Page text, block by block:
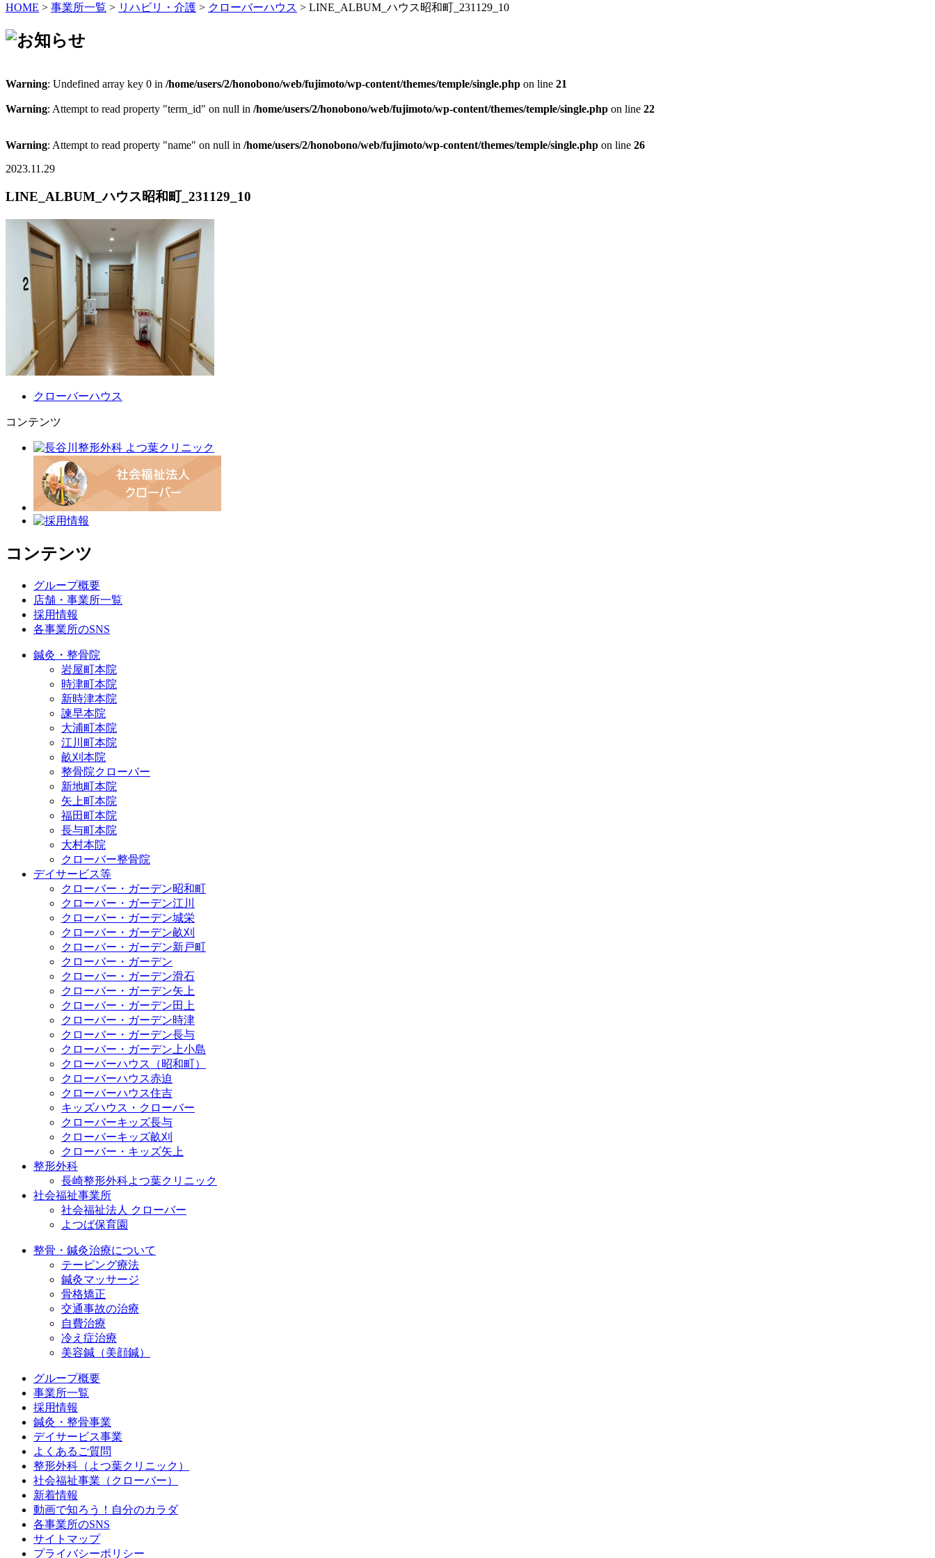
HOME > 事業所一覧 > リハビリ・介護 > クローバーハウス > LINE_ALBUM_ハウス昭和町_231129_10
Warning: Undefined array key 0 in /home/users/2/honobono/web/fujimoto/wp-content/themes/temple/single.php on line 21
Warning: Attempt to read property "term_id" on null in /home/users/2/honobono/web/fujimoto/wp-content/themes/temple/single.php on line 22
Warning: Attempt to read property "name" on null in /home/users/2/honobono/web/fujimoto/wp-content/themes/temple/single.php on line 26
2023.11.29
LINE_ALBUM_ハウス昭和町_231129_10
クローバーハウス
コンテンツ
コンテンツ
グループ概要
店舗・事業所一覧
採用情報
各事業所のSNS
鍼灸・整骨院
岩屋町本院
時津町本院
新時津本院
諫早本院
大浦町本院
江川町本院
畝刈本院
整骨院クローバー
新地町本院
矢上町本院
福田町本院
長与町本院
大村本院
クローバー整骨院
デイサービス等
クローバー・ガーデン昭和町
クローバー・ガーデン江川
クローバー・ガーデン城栄
クローバー・ガーデン畝刈
クローバー・ガーデン新戸町
クローバー・ガーデン
クローバー・ガーデン滑石
クローバー・ガーデン矢上
クローバー・ガーデン田上
クローバー・ガーデン時津
クローバー・ガーデン長与
クローバー・ガーデン上小島
クローバーハウス（昭和町）
クローバーハウス赤迫
クローバーハウス住吉
キッズハウス・クローバー
クローバーキッズ長与
クローバーキッズ畝刈
クローバー・キッズ矢上
整形外科
長崎整形外科よつ葉クリニック
社会福祉事業所
社会福祉法人 クローバー
よつば保育園
整骨・鍼灸治療について
テーピング療法
鍼灸マッサージ
骨格矯正
交通事故の治療
自費治療
冷え症治療
美容鍼（美顔鍼）
グループ概要
事業所一覧
採用情報
鍼灸・整骨事業
デイサービス事業
よくあるご質問
整形外科（よつ葉クリニック）
社会福祉事業（クローバー）
新着情報
動画で知ろう！自分のカラダ
各事業所のSNS
サイトマップ
プライバシーポリシー